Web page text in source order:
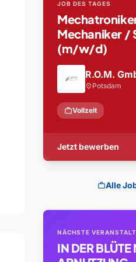
JOB DES TAGES
Mechaniker /
(m/w/d)
R.O.M.
location_on Potsdam
workVollzeit
Jetzt bewerben
workAlle
NÄCHSTE
IN DER BLÜTE